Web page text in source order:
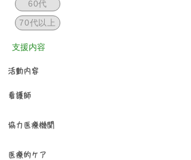
60代
70代以上
​支援内容
活動内容
看護師
協力医療機関
医療的ケア